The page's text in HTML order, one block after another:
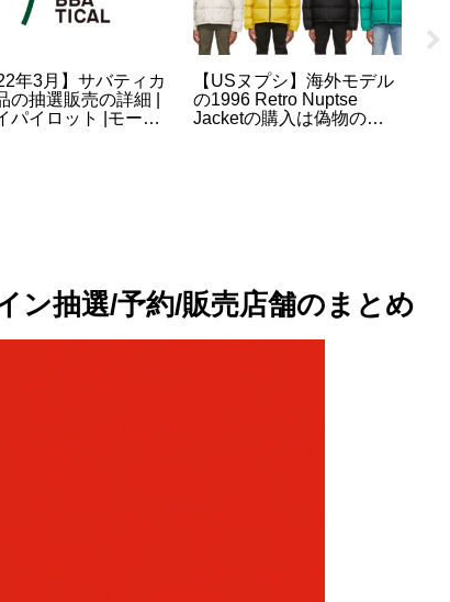
】バルトロライ
ケット(ND92340)
・抽選・販売情報
【偽物検証】USヌプシ
「1996 Retro Nuptse
Jacket」のスーパーコピ
ン抽選/予約/販売店舗のまとめ